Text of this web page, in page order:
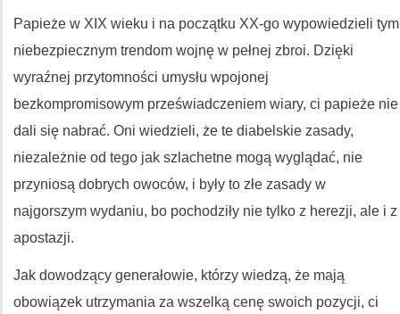
Papieże w XIX wieku i na początku XX-go wypowiedzieli tym
niebezpiecznym trendom wojnę w pełnej zbroi. Dzięki
wyraźnej przytomności umysłu wpojonej
bezkompromisowym przeświadczeniem wiary, ci papieże nie
dali się nabrać. Oni wiedzieli, że te diabelskie zasady,
niezależnie od tego jak szlachetne mogą wyglądać, nie
przyniosą dobrych owoców, i były to złe zasady w
najgorszym wydaniu, bo pochodziły nie tylko z herezji, ale i z
apostazji.
Jak dowodzący generałowie, którzy wiedzą, że mają
obowiązek utrzymania za wszelką cenę swoich pozycji, ci